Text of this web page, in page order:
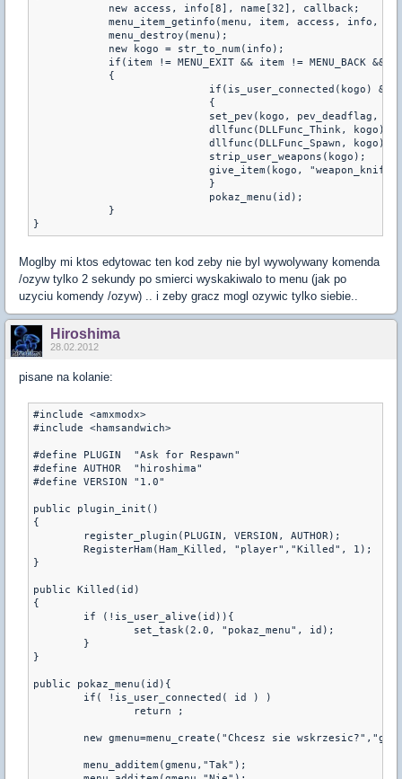
	    new access, info[8], name[32], callback;
menu_item_getinfo(menu, item, access, info,
	    menu_destroy(menu);
	    new kogo = str_to_num(info);
if(item != MENU_EXIT && item != MENU_BACK &&
	    {
if(is_user_connected(kogo)
			    {
set_pev(kogo, pev_deadflag,
			    dllfunc(DLLFunc_Think, kogo);
			    dllfunc(DLLFunc_Spawn, kogo);
			    strip_user_weapons(kogo);
give_item(kogo,
			    }
			    pokaz_menu(id);
	    }
Moglby mi ktos edytowac ten kod zeby nie byl wywolywany komenda
/ozyw tylko 2 sekundy po smierci wyskakiwalo to menu (jak po
uzyciu komendy /ozyw) .. i zeby gracz mogl ozywic tylko siebie..
Hiroshima
28.02.2012
pisane na kolanie:
#include <amxmodx>
#include <hamsandwich>
#define PLUGIN  "Ask for Respawn"
#define AUTHOR  "hiroshima"
#define VERSION "1.0"
public plugin_init()
{
}
public Killed(id)
{
}
public pokaz_menu(id){